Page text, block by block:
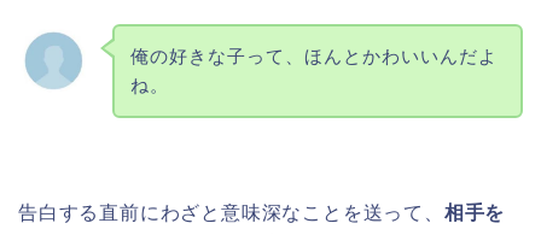
俺の好きな子って、ほんとかわいいんだよ
ね。
告白する直前にわざと意味深なことを送って、 相手を